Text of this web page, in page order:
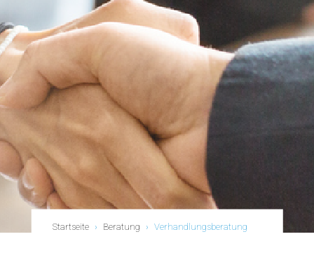
Startseite › Beratung › Verhandlungsberatung